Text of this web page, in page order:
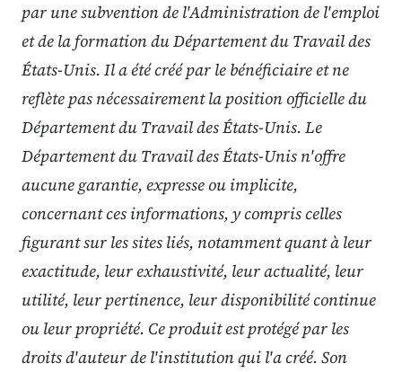
par une subvention de l'Administration de l'emploi
et de la formation du Département du Travail des
États-Unis. Il a été créé par le bénéficiaire et ne
reflète pas nécessairement la position officielle du
Département du Travail des États-Unis. Le
Département du Travail des États-Unis n'offre
aucune garantie, expresse ou implicite,
concernant ces informations, y compris celles
figurant sur les sites liés, notamment quant à leur
exactitude, leur exhaustivité, leur actualité, leur
utilité, leur pertinence, leur disponibilité continue
ou leur propriété. Ce produit est protégé par les
droits d'auteur de l'institution qui l'a créé. Son